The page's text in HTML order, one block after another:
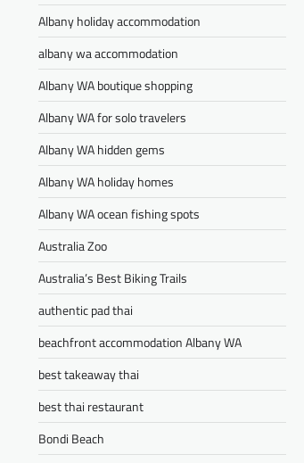
Albany holiday accommodation
albany wa accommodation
Albany WA boutique shopping
Albany WA for solo travelers
Albany WA hidden gems
Albany WA holiday homes
Albany WA ocean fishing spots
Australia Zoo
Australia’s Best Biking Trails
authentic pad thai
beachfront accommodation Albany WA
best takeaway thai
best thai restaurant
Bondi Beach